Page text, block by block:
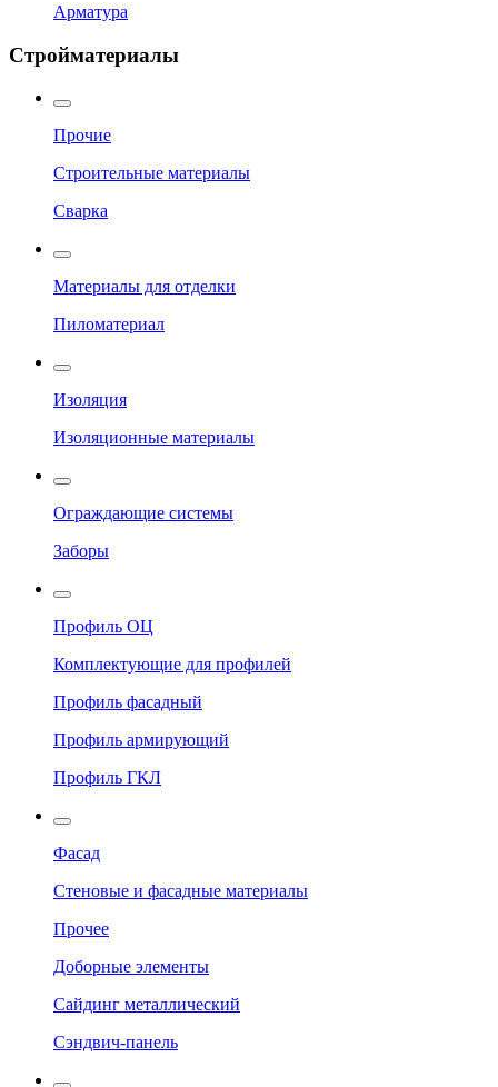
Арматура
Стройматериалы
Прочие
Строительные материалы
Сварка
Материалы для отделки
Пиломатериал
Изоляция
Изоляционные материалы
Ограждающие системы
Заборы
Профиль ОЦ
Комплектующие для профилей
Профиль фасадный
Профиль армирующий
Профиль ГКЛ
Фасад
Стеновые и фасадные материалы
Прочее
Доборные элементы
Сайдинг металлический
Сэндвич-панель